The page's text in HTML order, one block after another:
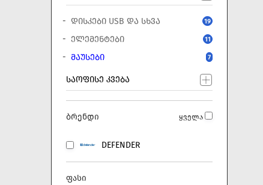
ᲓᲘᲡᲙᲔᲑᲘ USB ᲓᲐ ᲡᲮᲕᲐ 19
ᲔᲚᲔᲛᲔᲜᲢᲔᲑᲘ 11
ᲛᲐᲣᲡᲔᲑᲘ 7
ᲡᲐᲝᲤᲘᲡᲔ ᲙᲕᲔᲑᲐ
ბრენდი ყველა
DEFENDER
ფასი